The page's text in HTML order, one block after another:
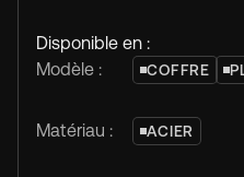
Disponible en :
Modèle :
COFFRE
Matériau : ACIER